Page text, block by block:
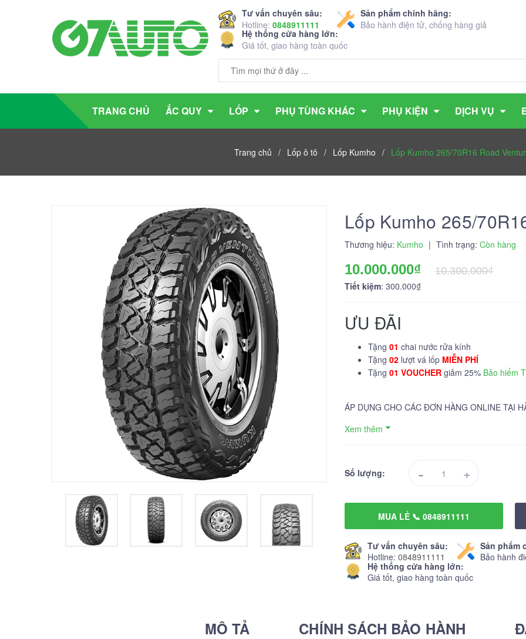
Tư vấn chuyên sâu:
Hotline: 0848911111
Sản phẩm chính hãng:
Bảo hành điện tử, chống hàng giả
Hệ thống cửa hàng lớn:
Giá tốt, giao hàng toàn quốc
TRANG CHỦ ẮC QUY LỐP PHỤ TÙNG KHÁC PHỤ KIỆN DỊCH VỤ
Trang chủ / Lốp ô tô / Lốp Kumho / Lốp Kumho 265/70R16 Road
Lốp Kumho 265/
Thương hiệu: Kumho | Tình trạng: Còn hàng
10.000.000₫
10.300.000₫
Tiết kiệm: 300.000₫
ƯU ĐÃI
Tặng 01 chai nước rửa kính
Tặng 02 lượt vá lốp MIỄN PHÍ
Tặng 01 VOUCHER giảm 25% Bảo hiểm
ÁP DỤNG CHO CÁC ĐƠN HÀNG ONLINE TẠI
Xem thêm
Số lượng: - +
MUA LẺ 📞 0848911111
Tư vấn chuyên sâu:
Hotline: 0848911111
Sản phẩm
Bảo hành
Hệ thống cửa hàng lớn:
Giá tốt, giao hàng toàn quốc
MÔ TẢ CHÍNH SÁCH BẢO HÀNH